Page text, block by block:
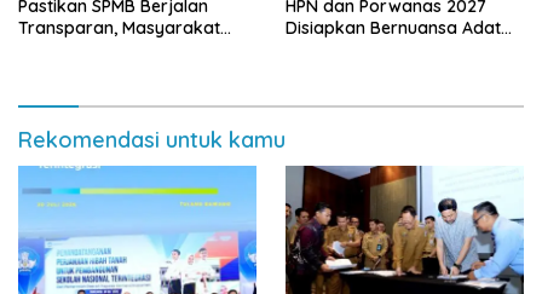
Pastikan SPMB Berjalan
Transparan, Masyarakat
HPN dan Porwanas 2027
Disiapkan Bernuansa Adat
Rekomendasi untuk kamu